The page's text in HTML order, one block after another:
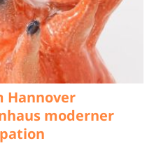
Hannover
moderner